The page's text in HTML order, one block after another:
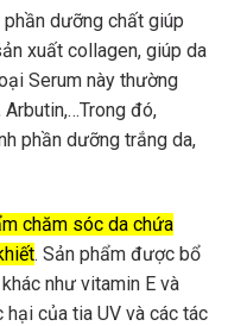
dưỡng chất giúp
xuất collagen, giúp da
Serum này thường
Arbutin,…Trong đó,
phần dưỡng trắng da,
chăm sóc da chứa
. Sản phẩm được bổ
như vitamin E và
của tia UV và các tác